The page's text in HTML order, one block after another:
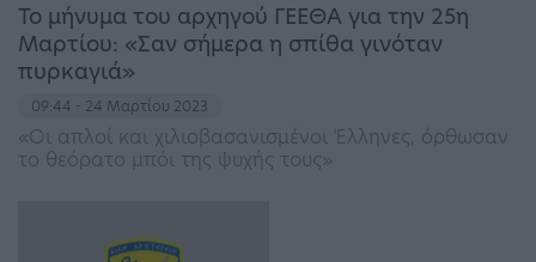
Το μήνυμα του αρχηγού ΓΕΕΘΑ για την 25η
Μαρτίου: ​«Σαν σήμερα η σπίθα γινόταν
πυρκαγιά»
09:44 - 24 Μαρτίου 2023
«Οι απλοί και χιλιοβασανισμένοι Έλληνες, όρθωσαν
το θεόρατο μπόι της ψυχής τους»